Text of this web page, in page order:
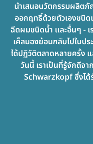
นำเสนอนวัตกรรมผลิต
ออกฤทธิ์ด้วยตัวเองชนิด
ฉีดผมชนิดน้ำ และอื่นๆ -
เค็ลมองย้อนกลับไปในป
ได้ปฏิวัติตลาดหลายครั้ง
วันนี้ เราเป็นที่รู้จักดีจ
Schwarzkopf ซึ่งได้